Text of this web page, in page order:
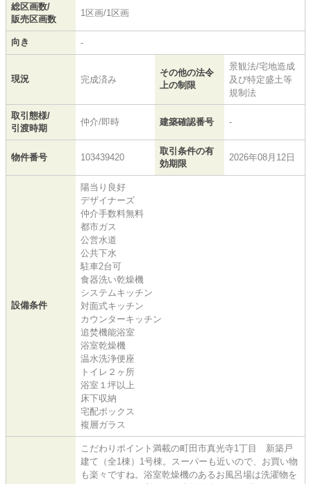
総区画数/
販売区画数
1区画/1区画
向き -
現況 完成済み
その他の法令
上の制限
景観法/宅地造成
及び特定盛土等
規制法
取引態様/
引渡時期
仲介/即時 建築確認番号 -
物件番号 103439420
取引条件の有
効期限
2026年08月12日
設備条件
陽当り良好
デザイナーズ
仲介手数料無料
都市ガス
公営水道
公共下水
駐車2台可
食器洗い乾燥機
システムキッチン
対面式キッチン
カウンターキッチン
追焚機能浴室
浴室乾燥機
温水洗浄便座
トイレ２ヶ所
浴室１坪以上
床下収納
宅配ボックス
複層ガラス
こだわりポイント満載の町田市真光寺1丁目 新築戸
建て（全1棟）1号棟。スーパーも近いので、お買い物
も楽々ですね。浴室乾燥機のあるお風呂場は洗濯物を